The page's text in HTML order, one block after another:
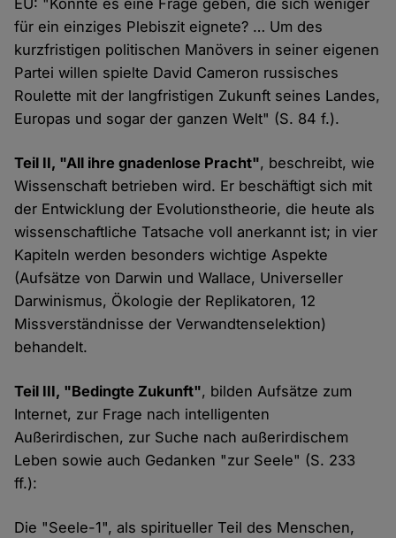
EU: "Konnte es eine Frage geben, die sich weniger
für ein einziges Plebiszit eignete? … Um des
kurzfristigen politischen Manövers in seiner eigenen
Partei willen spielte David Cameron russisches
Roulette mit der langfristigen Zukunft seines Landes,
Europas und sogar der ganzen Welt" (S. 84 f.).
Teil II, "All ihre gnadenlose Pracht", beschreibt, wie
Wissenschaft betrieben wird. Er beschäftigt sich mit
der Entwicklung der Evolutionstheorie, die heute als
wissenschaftliche Tatsache voll anerkannt ist; in vier
Kapiteln werden besonders wichtige Aspekte
(Aufsätze von Darwin und Wallace, Universeller
Darwinismus, Ökologie der Replikatoren, 12
Missverständnisse der Verwandtenselektion)
behandelt.
Teil III, "Bedingte Zukunft", bilden Aufsätze zum
Internet, zur Frage nach intelligenten
Außerirdischen, zur Suche nach außerirdischem
Leben sowie auch Gedanken "zur Seele" (S. 233
ff.):
Die "Seele-1", als spiritueller Teil des Menschen,